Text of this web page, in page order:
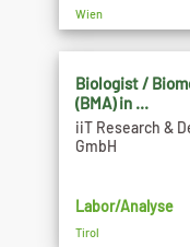
Wien
Biologist /
(BMA) in ...
iiT Research &
GmbH
Labor/Analyse
Tirol